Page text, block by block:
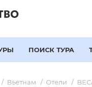
ПОИСК ТУРА
Вьетнам Отели